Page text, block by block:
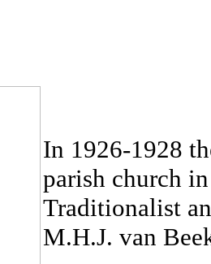
In 1926-1928
parish church
Traditionalist
M.H.J. van